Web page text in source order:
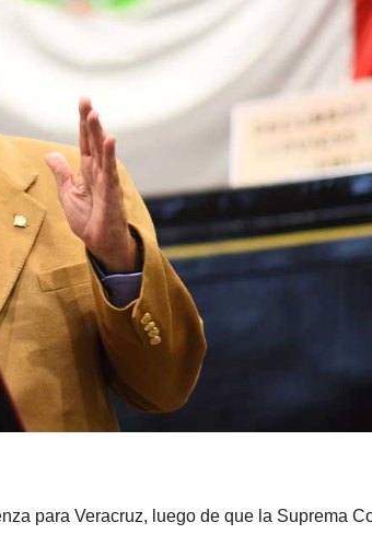
para Veracruz, luego de que la Suprema